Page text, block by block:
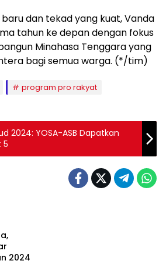
dan tekad yang kuat, Vanda
tahun ke depan dengan fokus
Minahasa Tenggara yang
bagi semua warga. (*/tim)
program pro rakyat
2024: YOSA-ASB Dapatkan
5
2024